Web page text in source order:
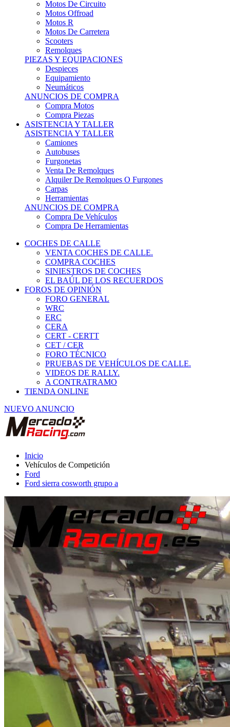
Motos R
Motos De Carretera
Scooters
Remolques
PIEZAS Y EQUIPACIONES
Despieces
Equipamiento
Neumáticos
ANUNCIOS DE COMPRA
Compra Motos
Compra Piezas
ASISTENCIA Y TALLER
ASISTENCIA Y TALLER
Camiones
Autobuses
Furgonetas
Venta De Remolques
Alquiler De Remolques O Furgones
Carpas
Herramientas
ANUNCIOS DE COMPRA
Compra De Vehículos
Compra De Herramientas
COCHES DE CALLE
VENTA COCHES DE CALLE.
COMPRA COCHES
SINIESTROS DE COCHES
EL BAÚL DE LOS RECUERDOS
FOROS DE OPINIÓN
FORO GENERAL
WRC
ERC
CERA
CERT - CERTT
CET / CER
FORO TÉCNICO
PRUEBAS DE VEHÍCULOS DE CALLE.
VIDEOS DE RALLY.
A CONTRATRAMO
TIENDA ONLINE
NUEVO ANUNCIO
Vehículos de Competición
Ford
Ford sierra cosworth grupo a